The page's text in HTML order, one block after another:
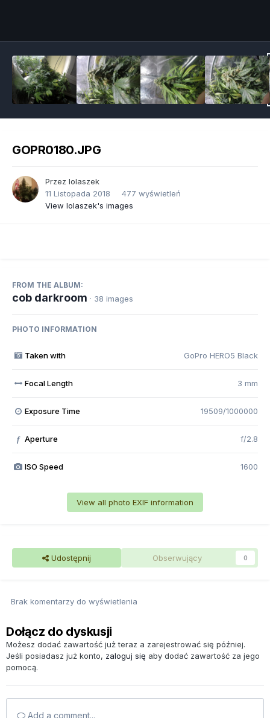
GOPR0180.JPG
Przez lolaszek
11 Listopada 2018
477 wyświetleń
View lolaszek's images
FROM THE ALBUM:
cob darkroom · 38 images
PHOTO INFORMATION
Taken with GoPro HERO5 Black
Focal Length 3 mm
Exposure Time 19509/1000000
f Aperture f/2.8
ISO Speed 1600
View all photo EXIF information
Udostępnij Obserwujący 0
Brak komentarzy do wyświetlenia
Dołącz do dyskusji
Możesz dodać zawartość już teraz a zarejestrować się później.
Jeśli posiadasz już konto, zaloguj się aby dodać zawartość za jego
pomocą.
Add a comment...